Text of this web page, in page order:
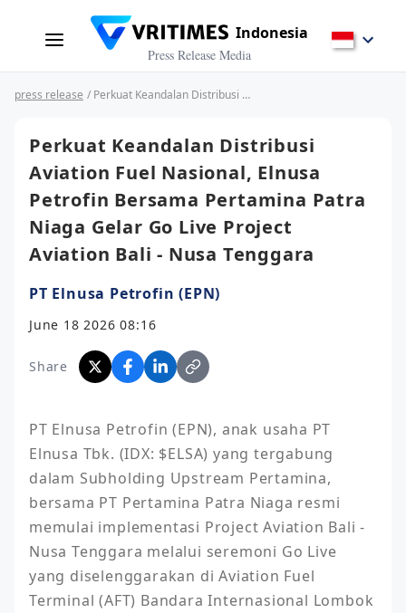
Indonesia
Press Release Media
press release / Perkuat Keandalan Distribusi Aviation Fuel Nasional, Elnusa Petrofin Bersama Pertamina Patra Niaga Gelar Go Live Project Aviation Bali - Nusa Tenggara
Perkuat Keandalan Distribusi
Aviation Fuel Nasional, Elnusa
Petrofin Bersama Pertamina Patra
Niaga Gelar Go Live Project
Aviation Bali - Nusa Tenggara
PT Elnusa Petrofin (EPN)
June 18 2026 08:16
Share
PT Elnusa Petrofin (EPN), anak usaha PT
Elnusa Tbk. (IDX: $ELSA) yang tergabung
dalam Subholding Upstream Pertamina,
bersama PT Pertamina Patra Niaga resmi
memulai implementasi Project Aviation Bali -
Nusa Tenggara melalui seremoni Go Live
yang diselenggarakan di Aviation Fuel
Terminal (AFT) Bandara Internasional Lombok